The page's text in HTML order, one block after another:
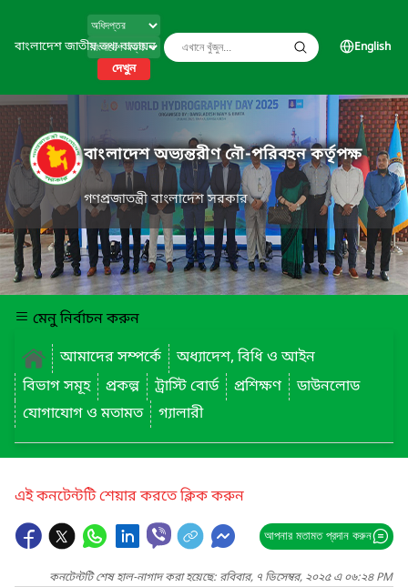
বাংলাদেশ জাতীয় তথ্য বাতায়ন
দেখুন
English
বাংলাদেশ অভ্যন্তরীণ নৌ-পরিবহন কর্তৃপক্ষ
গণপ্রজাতন্ত্রী বাংলাদেশ সরকার
মেনু নির্বাচন করুন
আমাদের সম্পর্কে
অধ্যাদেশ, বিধি ও আইন
বিভাগ সমূহ
প্রকল্প ট্রাস্টি বোর্ড প্রশিক্ষণ
ডাউনলোড
যোগাযোগ ও মতামত
গ্যালারী
এই কনটেন্টটি শেয়ার করতে ক্লিক করুন
আপনার মতামত প্রদান করুন
কনটেন্টটি শেষ হাল-নাগাদ করা হয়েছে: রবিবার, ৭ ডিসেম্বর, ২০২৫ এ ০৬:২৪ PM